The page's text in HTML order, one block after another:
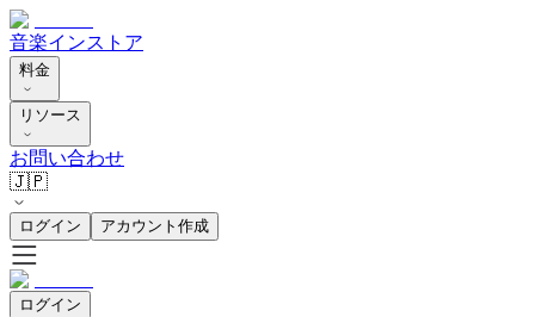
音楽インストア
料金
リソース
お問い合わせ
🇯🇵
ログイン アカウント作成
ログイン